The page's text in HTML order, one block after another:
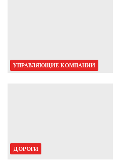
УПРАВЛЯЮЩИЕ КОМПАНИИ
ДОРОГИ